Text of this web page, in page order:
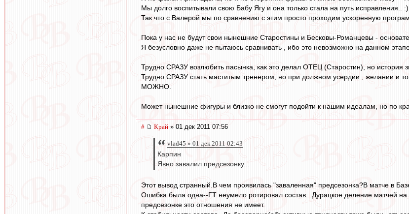
Мы долго воспитывали свою Бабу Ягу и она только стала на путь исправления.. :)
Так что с Валерой мы по сравнению с этим просто проходим ускоренную
Пока у нас не будут свои нынешние Старостины и Бесковы-Романцевы -
Я безусловно даже не пытаюсь сравнивать , ибо это невозможно на данном
Трудно СРАЗУ возлюбить пасынка, как это делал ОТЕЦ (Старостин), но история
Трудно СРАЗУ стать маститым тренером, но при должном усердии , желании и
МОЖНО.
Может нынешние фигуры и близко не смогут подойти к нашим идеалам, но по
# Край » 01 дек 2011 07:56
vlad45 » 01 дек 2011 02:43
Карпин
Явно завалил предсезонку...
Этот вывод странный.В чем проявилась "заваленная" предсезонка?В матче в
Ошибка была одна--ГТ неумело ротировал состав...Дурацкое деление матчей
предсезонке это отношения не имеет.